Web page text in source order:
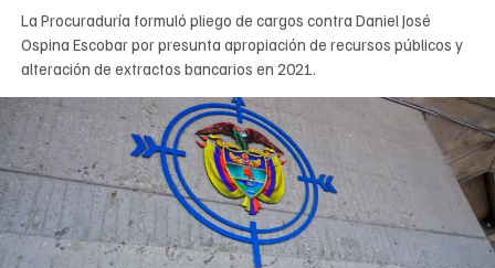
La Procuraduría formuló pliego de cargos contra Daniel José
Ospina Escobar por presunta apropiación de recursos públicos y
alteración de extractos bancarios en 2021.